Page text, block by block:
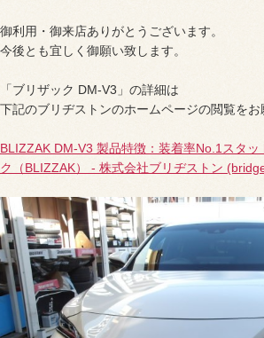
御利用・御来店ありがとうございます。
今後とも宜しく御願い致します。
「ブリザック DM-V3」の詳細は
下記のブリヂストンのホームページの閲覧をお
BLIZZAK DM-V3 製品特徴：装着率No.1スタッ
ク（BLIZZAK） - 株式会社ブリヂストン